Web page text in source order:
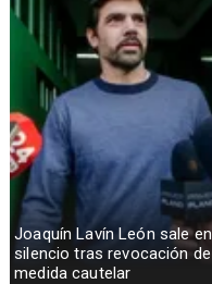
Joaquín Lavín León sale en
silencio tras revocación de
medida cautelar